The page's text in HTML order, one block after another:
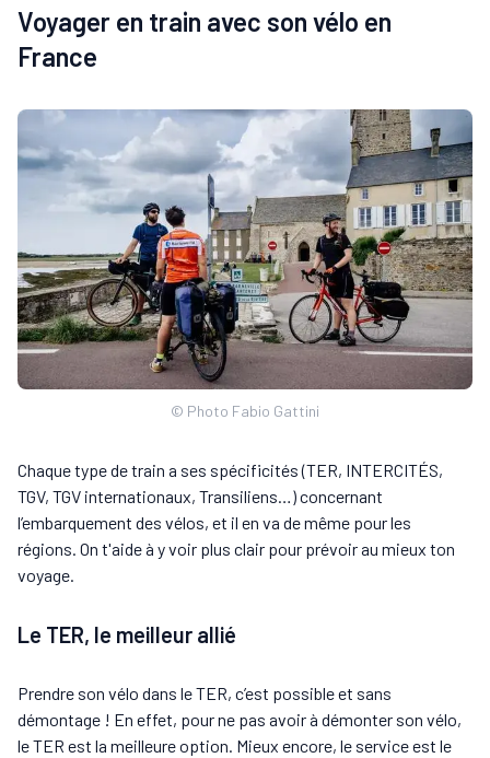
Voyager en train avec son vélo en
France
© Photo Fabio Gattini
Chaque type de train a ses spécificités (TER, INTERCITÉS,
TGV, TGV internationaux, Transiliens…) concernant
l’embarquement des vélos, et il en va de même pour les
régions. On t'aide à y voir plus clair pour prévoir au mieux ton
voyage.
Le TER, le meilleur allié
Prendre son vélo dans le TER, c’est possible et sans
démontage ! En effet, pour ne pas avoir à démonter son vélo,
le TER est la meilleure option. Mieux encore, le service est le